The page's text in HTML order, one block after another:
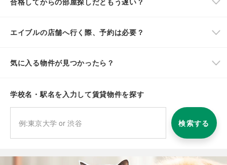
エイブルの店舗へ行く際、予約は必要？
気に入る物件が見つかったら？
学校名・駅名を入力して賃貸物件を探す
検索する